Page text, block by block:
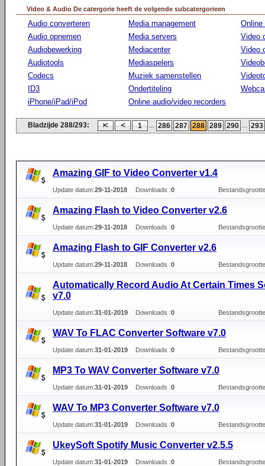
Video & Audio De catergorie heeft de volgende subcatergorieen
Audio converteren
Audio opnemen
Audiobewerking
Audiotools
Codecs
ID3
iPhone/iPad/iPod
Media management
Media servers
Mediacenter
Mediaspelers
Muziek samenstellen
Ondertiteling
Online audio/video recorders
Online
Video
Video
Bladzijde 288/293: 1 ... 286 287 288 289 290 ... 293
Amazing GIF to Video Converter v1.4
Update datum:29-11-2018 Downloads :0
Amazing Flash to Video Converter v2.6
Update datum:29-11-2018 Downloads :0
Amazing Flash to GIF Converter v2.6
Update datum:29-11-2018 Downloads :0
Automatically Record Audio At Certain Times
v7.0
Update datum:31-01-2019 Downloads :0
WAV To FLAC Converter Software v7.0
Update datum:31-01-2019 Downloads :0
MP3 To WAV Converter Software v7.0
Update datum:31-01-2019 Downloads :0
WAV To MP3 Converter Software v7.0
Update datum:31-01-2019 Downloads :0
UkeySoft Spotify Music Converter v2.5.5
Update datum:31-01-2019 Downloads :0